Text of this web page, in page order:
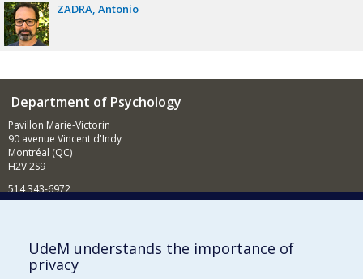
ZADRA Antonio
Department of Psychology
Pavillon Marie-Victorin
90 avenue Vincent d'Indy
Montréal (QC)
H2V 2S9
514 343-6972
Supporting the Department
NEED HELP?
UdeM understands the importance of
privacy